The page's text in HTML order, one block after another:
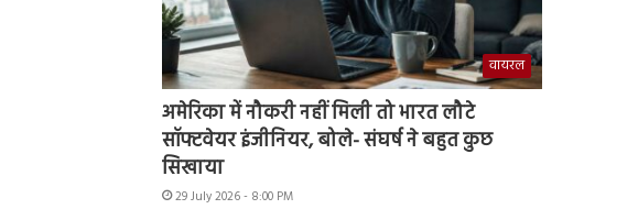
वायरल
अमेरिका में नौकरी नहीं मिली तो भारत लौटे
सॉफ्टवेयर इंजीनियर, बोले- संघर्ष ने बहुत कुछ
सिखाया
29 July 2026 - 8:00 PM